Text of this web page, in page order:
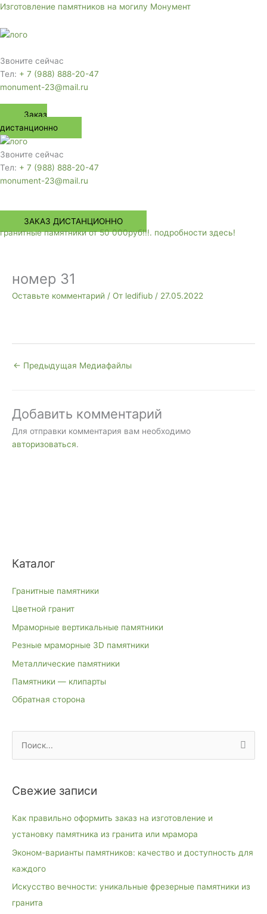
Перейти
содержимому
Изготовление памятников на могилу Монумент
Звоните сейчас
Тел: + 7 (988) 888-20-47
monument-23@mail.ru
Заказ
дистанционно
Звоните сейчас
Тел: + 7 (988) 888-20-47
monument-23@mail.ru
Меню
ЗАКАЗ ДИСТАНЦИОННО
гранитные памятники от 50 000руб!!!. подробности здесь!
Каталог
Гранитные памятники
Цветной гранит
Мраморные вертикальные памятники
Резные мраморные 3D памятники
Металлические памятники
Памятники — клипарты
Обратная сторона
с
Свежие записи
Как правильно оформить заказ на изготовление и
установку памятника из гранита или мрамора
Эконом-варианты памятников: качество и доступность для
каждого
Искусство вечности: уникальные фрезерные памятники из
гранита
номер 31
Оставьте комментарий / От ledifiub / 27.05.2022
← Предыдущая Медиафайлы
Добавить комментарий
Для отправки комментария вам необходимо
авторизоваться.